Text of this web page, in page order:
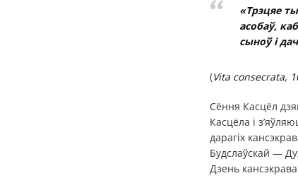
«Трэцяе
асобаў,
сыноў і
(Vita consecrata,
Сёння Касцёл
Касцёла і
дарагіх
Будслаўскай —
Дзень